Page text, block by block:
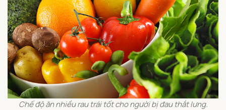
Chế độ ăn nhiều rau trái tốt cho người bị đau thắt lưng.